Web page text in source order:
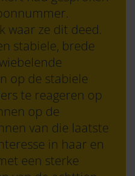
waar ze dit deed.
stabiele, brede
op de stabiele
te reageren op
op de
van die laatste
in haar en
een sterke